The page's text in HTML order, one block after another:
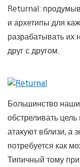
Returnal:
и архетипы для
разрабатывать их
друг с другом.
Большинство
обстреливать
атакуют вблизи, а
потребуется как
Типичный тому